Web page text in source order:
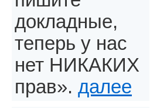
докладные,
теперь у нас
нет НИКАКИХ
прав». далее